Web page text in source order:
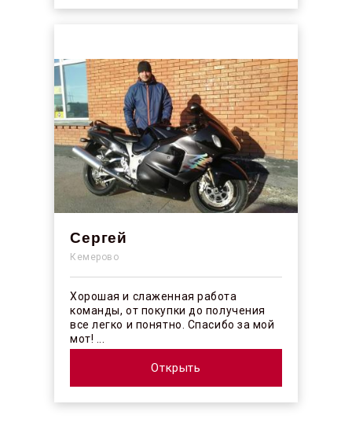
Сергей
Кемерово
Хорошая и слаженная работа
команды, от покупки до получения
все легко и понятно. Спасибо за мой
мот! ...
Открыть